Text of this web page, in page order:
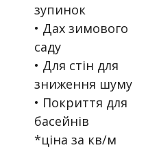
зупинок
• Дах зимового
саду
• Для стін для
зниження шуму
• Покриття для
басейнів
*ціна за кв/м